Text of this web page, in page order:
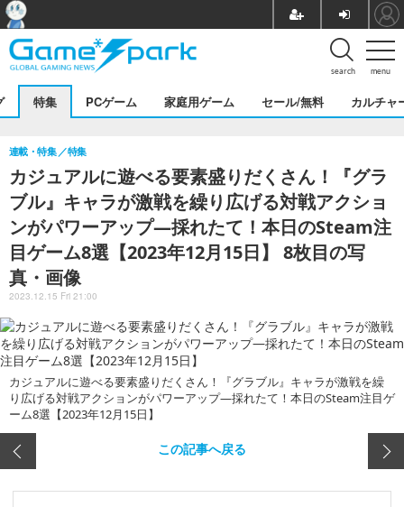
menu
search
特集 PCゲーム 家庭用ゲーム セール/無料 カルチャ
カジュアルに遊べる要素盛りだくさん！『グラ
ブル』キャラが激戦を繰り広げる対戦アクショ
ンがパワーアップ―採れたて！本日のSteam注
目ゲーム8選【2023年12月15日】 8枚目の写
真・画像
連載・特集 特集
2023.12.15 Fri 21:00
カジュアルに遊べる要素盛りだくさん！『グラブル』キャラが激戦を繰
り広げる対戦アクションがパワーアップ―採れたて！本日のSteam注目ゲ
ーム8選【2023年12月15日】
この記事へ戻る